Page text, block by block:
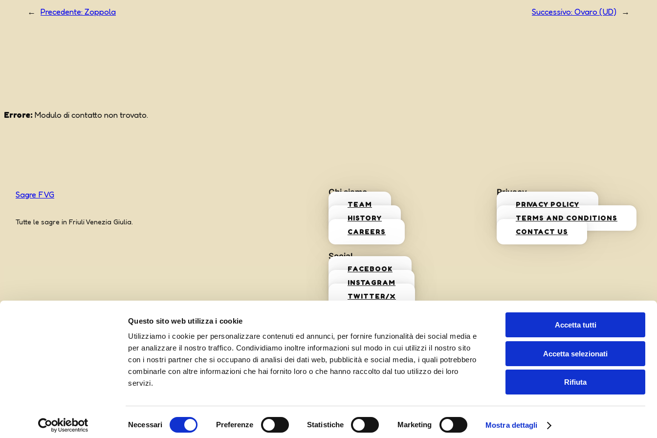
Questo sito web utilizza i cookie
Utilizziamo i cookie per personalizzare contenuti ed annunci, per fornire funzionalità dei social media e
per analizzare il nostro traffico. Condividiamo inoltre informazioni sul modo in cui utilizzi il nostro sito
con i nostri partner che si occupano di analisi dei dati web, pubblicità e social media, i quali potrebbero
combinarle con altre informazioni che hai fornito loro o che hanno raccolto dal tuo utilizzo dei loro
servizi.
Necessari Preferenze Statistiche Marketing Mostra dettagli
Accetta tutti
Accetta selezionati
Rifiuta
← Precedente: Zoppola Successivo: Ovaro (UD) →
Errore: Modulo di contatto non trovato.
Sagre FVG
Tutte le sagre in Friuli Venezia Giulia.
Chi siamo
TEAM
HISTORY
CAREERS
Privacy
PRIVACY POLICY
TERMS AND CONDITIONS
CONTACT US
Social
FACEBOOK
INSTAGRAM
TWITTER/X
Curato da UOLLI, con l’amorevole complicità diEnsoul